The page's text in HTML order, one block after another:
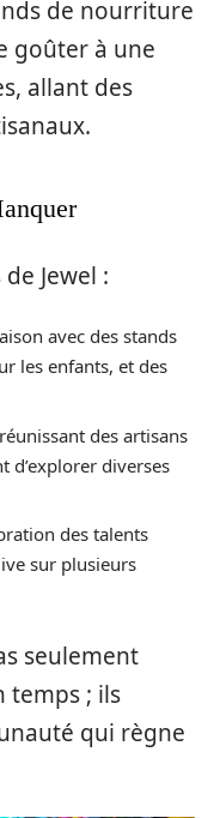
de nourriture
goûter à une
allant des
Jewel :
avec des stands
les enfants, et des
des artisans
d’explorer diverses
des talents
sur plusieurs
seulement
temps ; ils
qui règne